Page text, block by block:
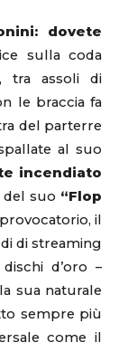
dovete
sulla coda
tra assoli di
le braccia fa
del parterre
al suo
incendiato
del suo “Flop
il
di streaming
d’oro –
sua naturale
sempre più
come il